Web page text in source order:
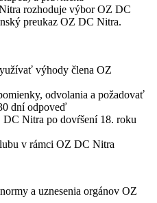
rozhoduje výbor OZ DC
preukaz OZ DC Nitra.
výhody člena OZ
odvolania a požadovať
dní odpoveď
Nitra po dovŕšení 18. roku
v rámci OZ DC Nitra
a uznesenia orgánov OZ